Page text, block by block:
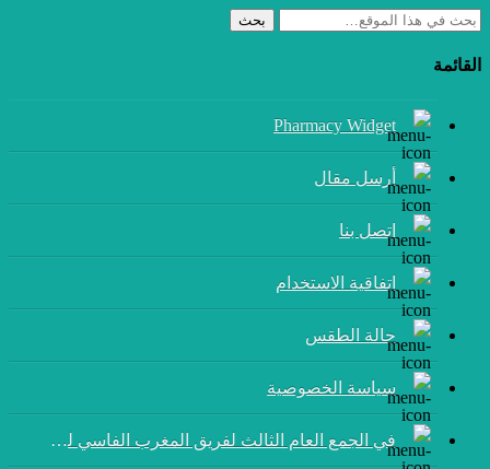
بحث
القائمة
Pharmacy Widget
أرسل مقال
إتصل بنا
اتفاقية الاستخدام
حالة الطقس
سياسة الخصوصية
في الجمع العام الثالث لفريق المغرب الفاسي لكرة القدم: